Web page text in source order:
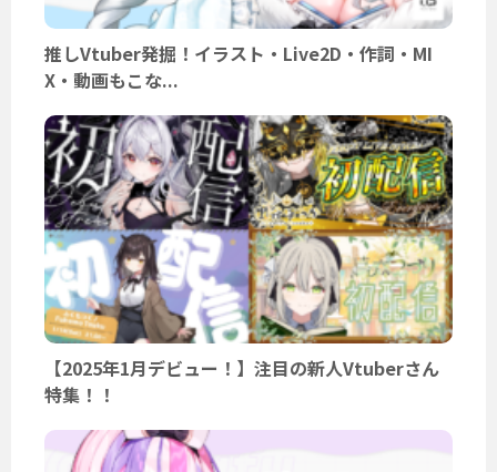
推しVtuber発掘！イラスト・Live2D・作詞・MI
X・動画もこな...
【2025年1月デビュー！】注目の新人Vtuberさん
特集！！